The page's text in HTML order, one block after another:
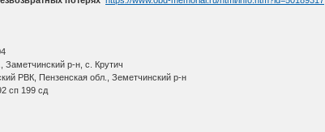
Заметчинский р-н, с. Крутич
РВК, Пензенская обл., Земетчинский р-н
сп 199 сд